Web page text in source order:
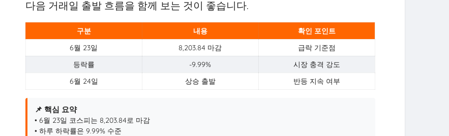
다음 거래일 출발 흐름을 함께 보는 것이 좋습니다.
구분 내용
확인 포인트
6월 23일
8,203.84 마감
급락 기준점
등락률
-9.99%
시장 충격 강도
6월 24일
상승 출발 반등 지속 여부
📌 핵심 요약
• 6월 23일 코스피는 8,203.84로 마감
• 하루 하락률은 9.99% 수준